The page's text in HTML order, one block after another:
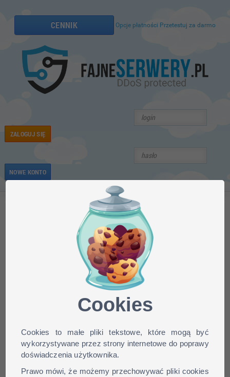
Cookies
Cookies to małe pliki tekstowe, które mogą być
wykorzystywane przez strony internetowe do poprawy
doświadczenia użytkownika.
Prawo mówi, że możemy przechowywać pliki cookies
CENNIK Opcje płatności Przetestuj za darmo
ZALOGUJ SIĘ
NOWE KONTO
Minecraft skin jelyfish dla
wersji: 1.9, 1.8, 1.7, 1.6, ...